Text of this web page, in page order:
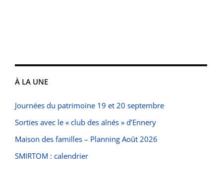
À LA UNE
Journées du patrimoine 19 et 20 septembre
Sorties avec le « club des aînés » d’Ennery
Maison des familles – Planning Août 2026
SMIRTOM : calendrier